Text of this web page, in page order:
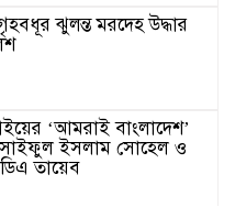
ঝুলন্ত মরদেহ উদ্ধার
‘আমরাই বাংলাদেশ’
ইসলাম সোহেল ও
তায়েব